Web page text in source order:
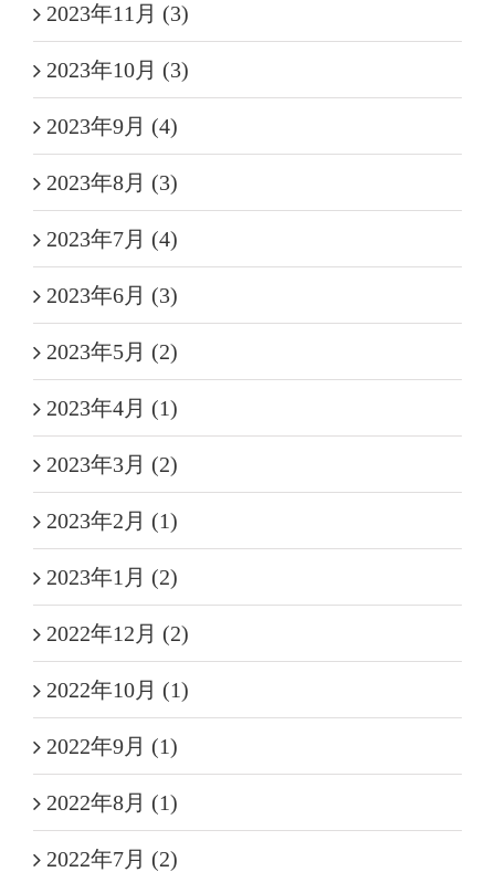
2023年11月 (3)
2023年10月 (3)
2023年9月 (4)
2023年8月 (3)
2023年7月 (4)
2023年6月 (3)
2023年5月 (2)
2023年4月 (1)
2023年3月 (2)
2023年2月 (1)
2023年1月 (2)
2022年12月 (2)
2022年10月 (1)
2022年9月 (1)
2022年8月 (1)
2022年7月 (2)